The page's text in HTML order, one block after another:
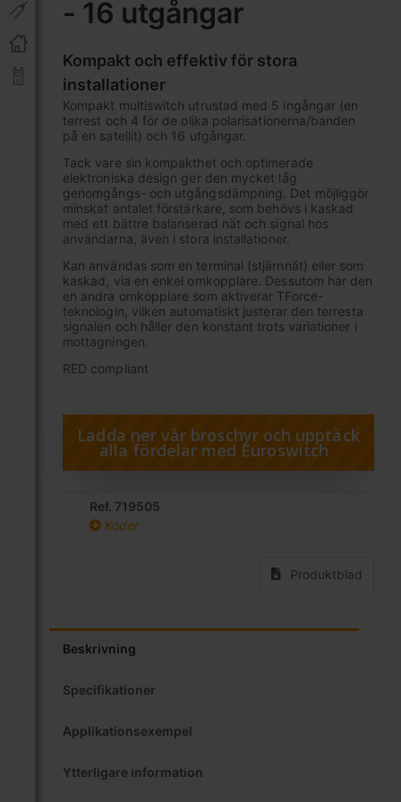
- 16 utgångar
Kompakt och effektiv för stora
installationer
Kompakt multiswitch utrustad med 5 ingångar (en
terrest och 4 för de olika polarisationerna/banden
på en satellit) och 16 utgångar.
Tack vare sin kompakthet och optimerade
elektroniska design ger den mycket låg
genomgångs- och utgångsdämpning. Det möjliggör
minskat antalet förstärkare, som behövs i kaskad
med ett bättre balanserad nät och signal hos
användarna, även i stora installationer.
Kan användas som en terminal (stjärnnät) eller som
kaskad, via en enkel omkopplare. Dessutom har den
en andra omkopplare som aktiverar TForce-
teknologin, vilken automatiskt justerar den terresta
signalen och håller den konstant trots variationer i
mottagningen.
RED compliant
Ladda ner vår broschyr och upptäck
alla fördelar med Euroswitch
Ref. 719505
Koder
Produktblad
bildgalleriet
Beskrivning
Specifikationer
Applikationsexempel
Ytterligare information